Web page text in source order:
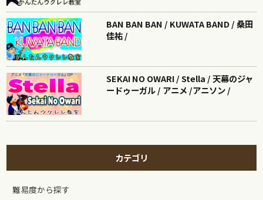
BAN BAN BAN / KUWATA BAND / 桑田
佳祐 /
SEKAI NO OWARI / Stella / 天幕のジャ
ードゥーガル / アニメ /アニソン /
カテゴリ
難易度から探す